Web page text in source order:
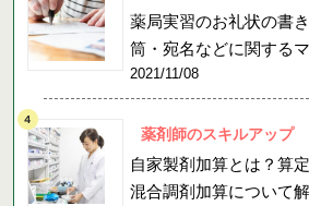
薬局実習のお礼状の書
筒・宛名などに関する
2021/11/08
薬剤師のスキルアップ
自家製剤加算とは？算
混合調剤加算について